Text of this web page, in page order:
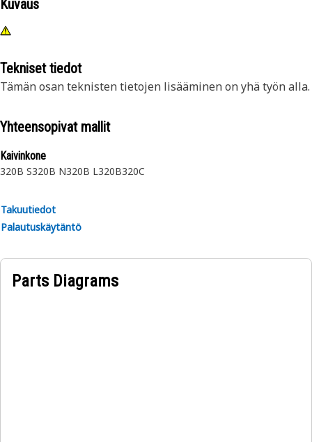
Kuvaus
Tekniset tiedot
Tämän osan teknisten tietojen lisääminen on yhä työn alla.
Yhteensopivat mallit
Kaivinkone
320B S320B N320B L320B320C
Takuutiedot
Palautuskäytäntö
Parts Diagrams